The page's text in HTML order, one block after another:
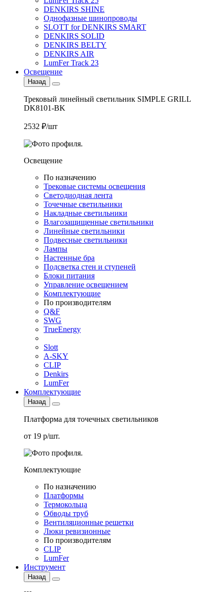
DENKIRS SHINE
Однофазные шинопроводы
SLOTT for DENKIRS SMART
DENKIRS SOLID
DENKIRS BELTY
DENKIRS AIR
LumFer Track 23
Освещение
Назад
Трековый линейный светильник SIMPLE GRILL
DK8101-BK
2532 ₽/шт
Освещение
По назначению
Трековые системы освещения
Светодиодная лента
Точечные светильники
Накладные светильники
Влагозащищенные светильники
Линейные светильники
Подвесные светильники
Лампы
Настенные бра
Подсветка стен и ступеней
Блоки питания
Управление освещением
Комплектующие
По производителям
Q&F
SWG
TrueEnergy
Slott
A-SKY
CLIP
Denkirs
LumFer
Комплектующие
Назад
Платформа для точечных светильников
от 19 р/шт.
Комплектующие
По назначению
Платформы
Термокольца
Обводы труб
Вентиляционные решетки
Люки ревизионные
По производителям
CLIP
LumFer
Инструмент
Назад